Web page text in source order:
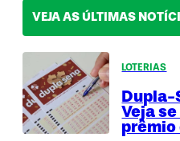
VEJA AS ÚLTIMAS
LOTERIAS
Dupla-
Veja
prêmio